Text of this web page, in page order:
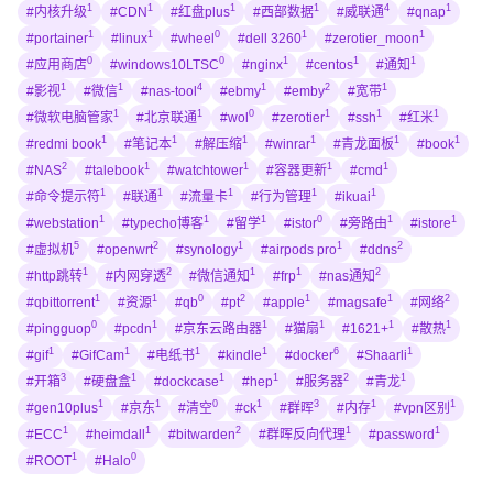
#内核升级 1 #CDN 1 #红盘plus1 #西部数据1 #威联通4 #qnap1
#portainer1 #linux1 #wheel 0 #dell 32601 #zerotier_moon 1
#应用商店0 #windows10LTSC0 #nginx1 #centos1 #通知 1
#影视1 #微信1 #nas-tool 4 #ebmy1 #emby2 #宽带 1
#微软电脑管家1 #北京联通1 #wol 0 #zerotier1 #ssh 1 #红米1
#redmi book1 #笔记本1 #解压缩1 #winrar1 #青龙面板 1 #book1
#NAS2 #talebook1 #watchtower1 #容器更新1 #cmd 1
#命令提示符1 #联通1 #流量卡1 #行为管理1 #ikuai 1
#webstation 1 #typecho博客1 #留学1 #istor0 #旁路由 1 #istore 1
#虚拟机5 #openwrt2 #synology1 #airpods pro1 #ddns2
#http跳转1 #内网穿透2 #微信通知 1 #frp1 #nas通知 2
#qbittorrent1 #资源1 #qb0 #pt2 #apple 1 #magsafe 1 #网络2
#pingguop0 #pcdn 1 #京东云路由器1 #猫扇 1 #1621+1 #散热1
#gif1 #GifCam1 #电纸书1 #kindle 1 #docker6 #Shaarli 1
#开箱3 #硬盘盒1 #dockcase 1 #hep1 #服务器2 #青龙1
#gen10plus1 #京东 1 #清空0 #ck1 #群晖3 #内存1 #vpn区别 1
#ECC 1 #heimdall 1 #bitwarden2 #群晖反向代理1 #password 1
#ROOT1 #Halo0